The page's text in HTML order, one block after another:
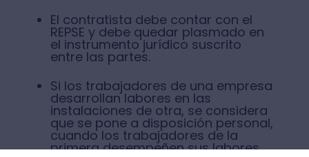
El contratista debe contar con el
REPSE y debe quedar plasmado en
el instrumento jurídico suscrito
entre las partes.
Si los trabajadores de una empresa
desarrollan labores en las
instalaciones de otra, se considera
que se pone a disposición personal,
cuando los trabajadores de la
primera desempeñen sus labores